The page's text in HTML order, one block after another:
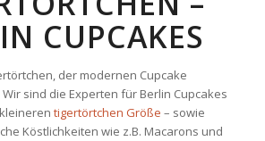
CUPCAKES
der modernen Cupcake
sind die Experten für Berlin Cupcakes
tigertörtchen Größe – sowie
Köstlichkeiten wie z.B. Macarons und